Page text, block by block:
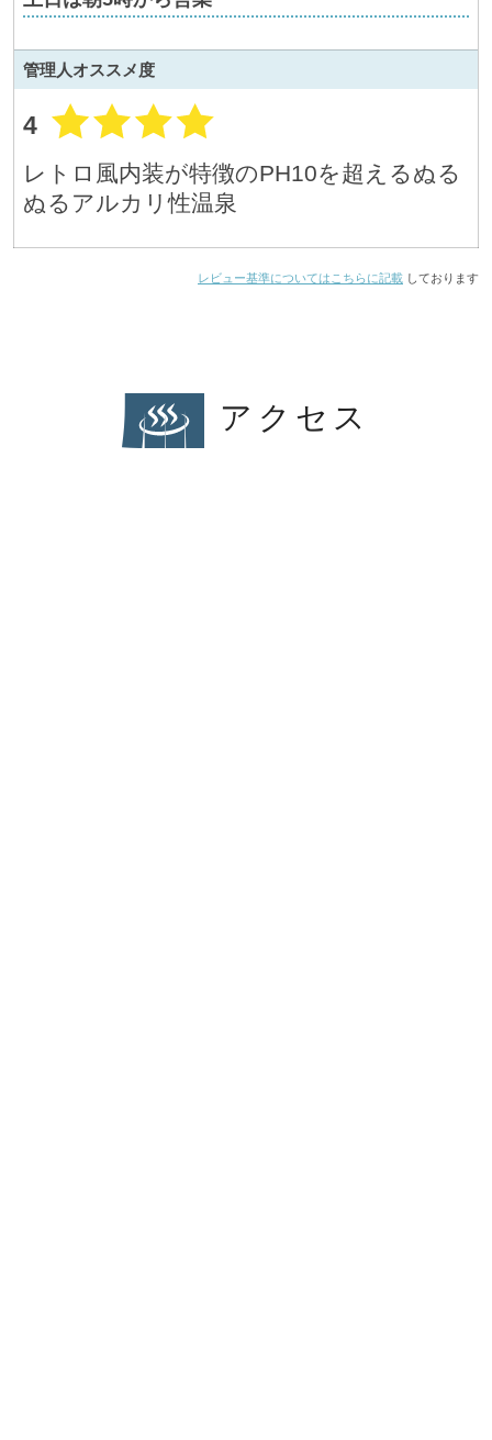
管理人オススメ度
4
レトロ風内装が特徴のPH10を超えるぬる
ぬるアルカリ性温泉
レビュー基準についてはこちらに記載 しております
アクセス